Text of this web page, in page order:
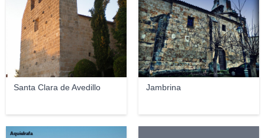
Santa Clara de Avedillo Jambrina
Aquielrafa